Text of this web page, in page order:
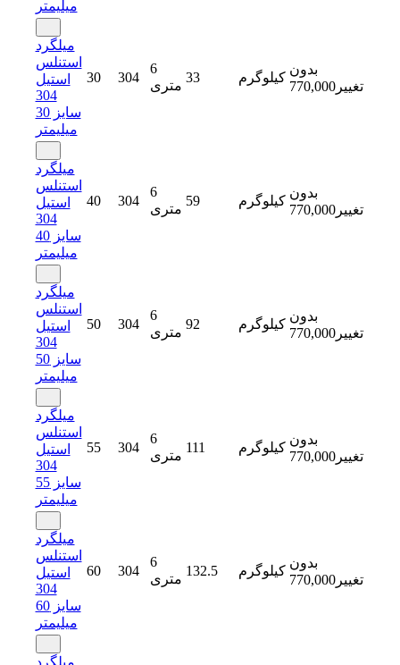
میلیمتر
میلگرد
استنلس
استیل
304
سایز 30
میلیمتر
30 304
6
متری
33 کیلوگرم
بدون
تغییر770,000
میلگرد
استنلس
استیل
304
سایز 40
میلیمتر
40 304
6
متری
59 کیلوگرم
بدون
تغییر770,000
میلگرد
استنلس
استیل
304
سایز 50
میلیمتر
50 304
6
متری
92 کیلوگرم
بدون
تغییر770,000
میلگرد
استنلس
استیل
304
سایز 55
میلیمتر
55 304
6
متری
111 کیلوگرم
بدون
تغییر770,000
میلگرد
استنلس
استیل
304
سایز 60
میلیمتر
60 304
6
متری
132.5 کیلوگرم
بدون
تغییر770,000
میلگرد